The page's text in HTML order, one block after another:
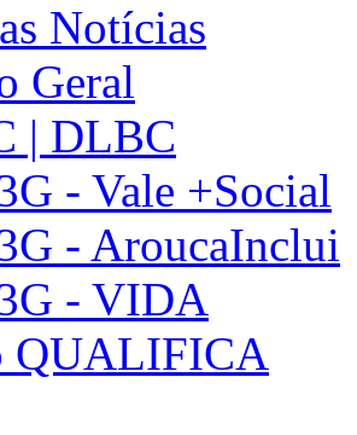
Notícias
Geral
| DLBC
- Vale +Social
- AroucaInclui
- VIDA
QUALIFICA